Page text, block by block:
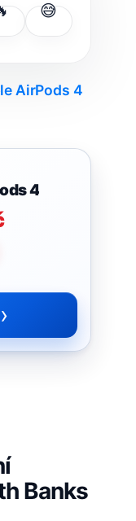
😅
AirPods 4
4
›
Banks